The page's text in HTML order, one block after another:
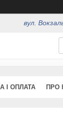
вул.
І ОПЛАТА ПРО